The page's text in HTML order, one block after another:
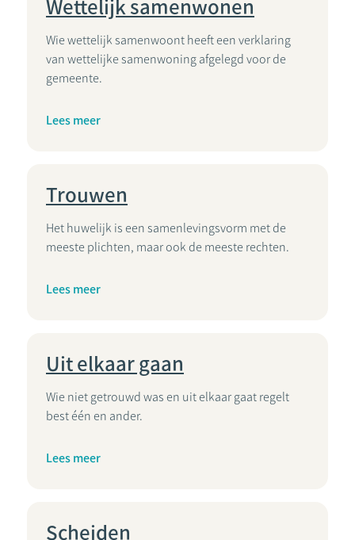
Wettelijk samenwonen
Wie wettelijk samenwoont heeft een verklaring
van wettelijke samenwoning afgelegd voor de
gemeente.
Lees meer
Trouwen
Het huwelijk is een samenlevingsvorm met de
meeste plichten, maar ook de meeste rechten.
Lees meer
Uit elkaar gaan
Wie niet getrouwd was en uit elkaar gaat regelt
best één en ander.
Lees meer
Scheiden